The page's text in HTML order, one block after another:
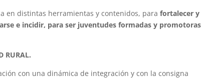
en distintas herramientas y contenidos, parafortalecer y
e incidir, para ser juventudes formadas y promotoras
RURAL.
con una dinámica de integración y con la consigna